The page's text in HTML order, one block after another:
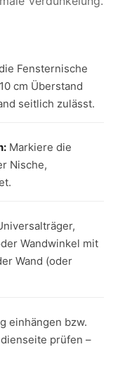
Fensternische
cm Überstand
seitlich zulässt.
Markiere die
Nische,
Wandwinkel mit
Wand (oder
einhängen bzw.
prüfen –